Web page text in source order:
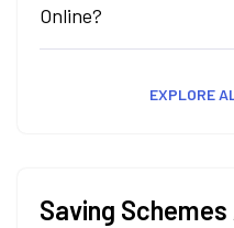
Online?
EXPLORE
Saving